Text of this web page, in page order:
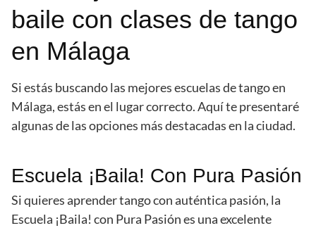
baile con clases de tango
en Málaga
Si estás buscando las mejores escuelas de tango en
Málaga, estás en el lugar correcto. Aquí te presentaré
algunas de las opciones más destacadas en la ciudad.
Escuela ¡Baila! Con Pura Pasión
Si quieres aprender tango con auténtica pasión, la
Escuela ¡Baila! con Pura Pasión es una excelente